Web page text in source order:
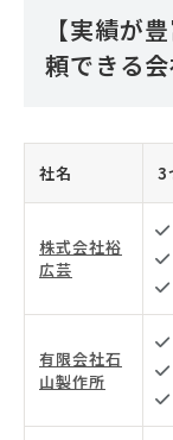
【実績が
頼できる
社名 3
株式会社裕
広芸
有限会社石
山製作所